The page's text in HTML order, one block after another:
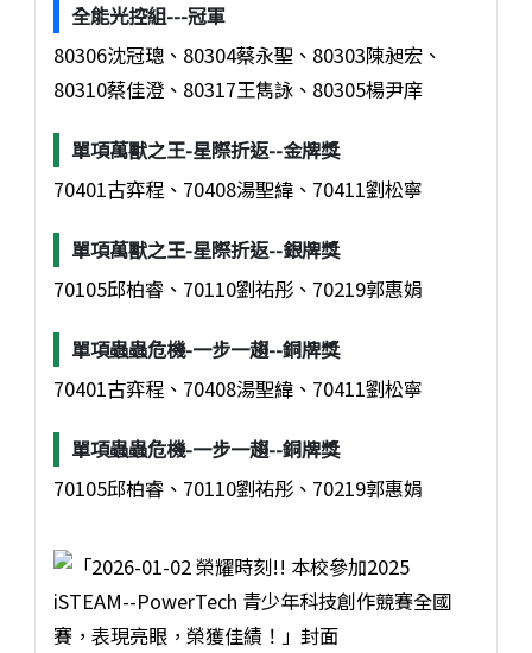
全能光控組---冠軍
80306沈冠璁、80304蔡永聖、80303陳昶宏、
80310蔡佳澄、80317王雋詠、80305楊尹庠
單項萬獸之王-星際折返--金牌獎
70401古弈程、70408湯聖緯、70411劉松寧
單項萬獸之王-星際折返--銀牌獎
70105邱柏睿、70110劉祐彤、70219郭惠娟
單項蟲蟲危機-一步一趨--銅牌獎
70401古弈程、70408湯聖緯、70411劉松寧
單項蟲蟲危機-一步一趨--銅牌獎
70105邱柏睿、70110劉祐彤、70219郭惠娟